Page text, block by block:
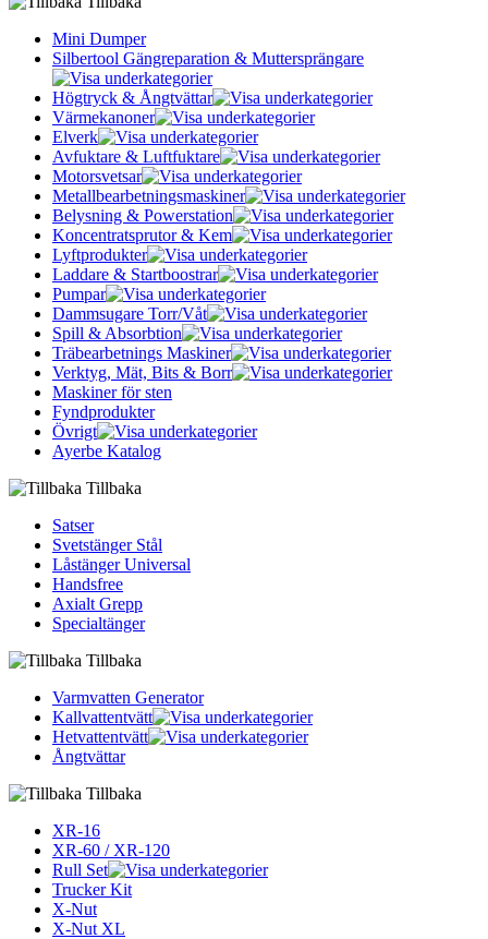
Mini Dumper
Silbertool Gängreparation & Muttersprängare
Högtryck & Ångtvättar
Värmekanoner
Elverk
Avfuktare & Luftfuktare
Motorsvetsar
Metallbearbetningsmaskiner
Belysning & Powerstation
Koncentratsprutor & Kem
Lyftprodukter
Laddare & Startboostrar
Pumpar
Dammsugare Torr/Våt
Spill & Absorbtion
Träbearbetnings Maskiner
Verktyg, Mät, Bits & Borr
Maskiner för sten
Fyndprodukter
Övrigt
Ayerbe Katalog
Tillbaka
Satser
Svetstänger Stål
Låstänger Universal
Handsfree
Axialt Grepp
Specialtänger
Tillbaka
Varmvatten Generator
Kallvattentvätt
Hetvattentvätt
Ångtvättar
Tillbaka
XR-16
XR-60 / XR-120
Rull Set
Trucker Kit
X-Nut
X-Nut XL